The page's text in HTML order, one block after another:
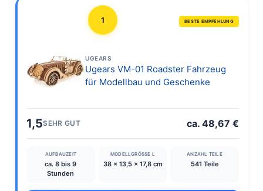
1 BESTE EMPFEHLUNG
UGEARS
Ugears VM-01 Roadster Fahrzeug
für Modellbau und Geschenke
1,5SEHR GUT ca. 48,67 €
AUFBAUZEIT
ca. 8 bis 9
Stunden
MODELLGRÖSSE L
38 x 13,5 x 17,8 cm
ANZAHL TEILE
541 Teile